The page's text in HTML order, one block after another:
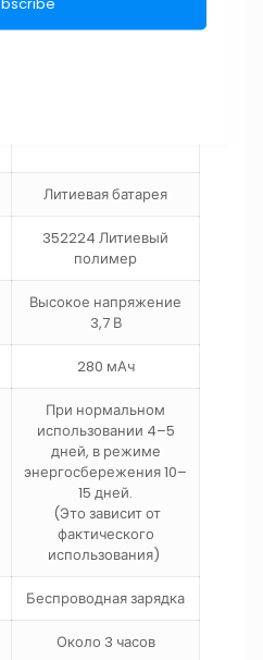
Литиевая батарея
352224 Литиевый
полимер
Высокое напряжение
3,7 В
280 мАч
При нормальном
использовании 4–5
дней, в режиме
энергосбережения 10–
15 дней.
(Это зависит от
фактического
использования)
Беспроводная зарядка
Около 3 часов